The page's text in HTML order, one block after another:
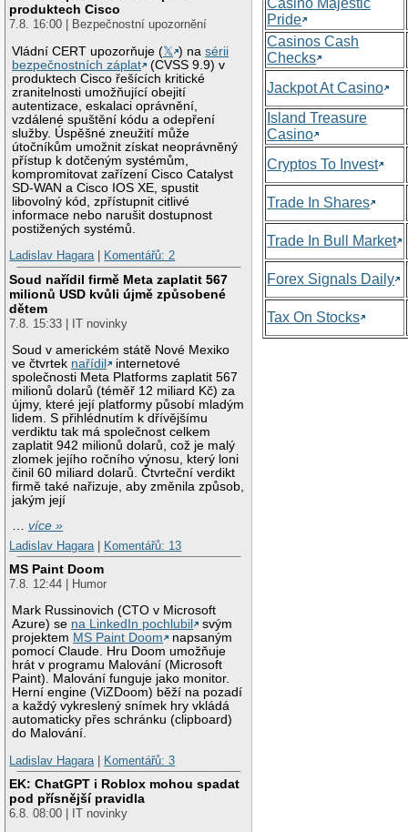
produktech Cisco
7.8. 16:00 | Bezpečnostní upozornění
Vládní CERT upozorňuje (𝕏 ) nasérii
bezpečnostních záplat
(CVSS 9.9) v
produktech Cisco řešících kritické
zranitelnosti umožňující obejití
autentizace, eskalaci oprávnění,
vzdálené spuštění kódu a odepření
služby. Úspěšné zneužití může
útočníkům umožnit získat neoprávněný
přístup k dotčeným systémům,
kompromitovat zařízení Cisco Catalyst
SD-WAN a Cisco IOS XE, spustit
libovolný kód, zpřístupnit citlivé
informace nebo narušit dostupnost
postižených systémů.
Ladislav Hagara| Komentářů: 2
Soud nařídil firmě Meta zaplatit 567
milionů USD kvůli újmě způsobené
dětem
7.8. 15:33 | IT novinky
Soud v americkém státě Nové Mexiko
ve čtvrtek nařídil
internetové
společnosti Meta Platforms zaplatit 567
milionů dolarů (téměř 12 miliard Kč) za
újmy, které její platformy působí mladým
lidem. S přihlédnutím k dřívějšímu
verdiktu tak má společnost celkem
zaplatit 942 milionů dolarů, což je malý
zlomek jejího ročního výnosu, který loni
činil 60 miliard dolarů. Čtvrteční verdikt
firmě také nařizuje, aby změnila způsob,
jakým její
…více »
Ladislav Hagara
Komentářů: 13
MS Paint Doom
7.8. 12:44 | Humor
Mark Russinovich (CTO v Microsoft
Azure) se na LinkedIn pochlubil
svým
projektem MS Paint Doom
napsaným
pomocí Claude. Hru Doom umožňuje
hrát v programu Malování (Microsoft
Paint). Malování funguje jako monitor.
Herní engine (ViZDoom) běží na pozadí
a každý vykreslený snímek hry vkládá
automaticky přes schránku (clipboard)
do Malování.
Ladislav Hagara
Komentářů: 3
EK: ChatGPT i Roblox mohou spadat
pod přísnější pravidla
6.8. 08:00 | IT novinky
Pride
Casinos Cash
Checks
Jackpot At Casino
Island Treasure
Casino
Cryptos To Invest
Trade In Shares
Trade In Bull Market
Forex Signals Daily
Tax On Stocks